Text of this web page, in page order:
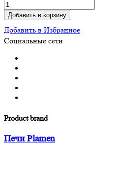
Добавить в корзину
Добавить в Избранное
Социальные сети
Product brand
Печи Plamen